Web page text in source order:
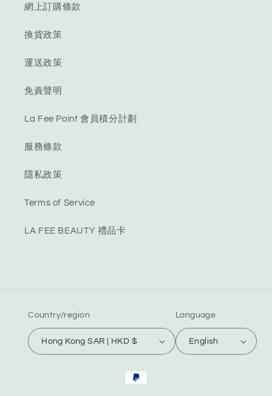
網上訂購條款
換貨政策
運送政策
免責聲明
La Fee Point 會員積分計劃
服務條款
隱私政策
Terms of Service
LA FEE BEAUTY 禮品卡
Country/region
Hong Kong SAR | HKD $
Language
English
Payment
methods